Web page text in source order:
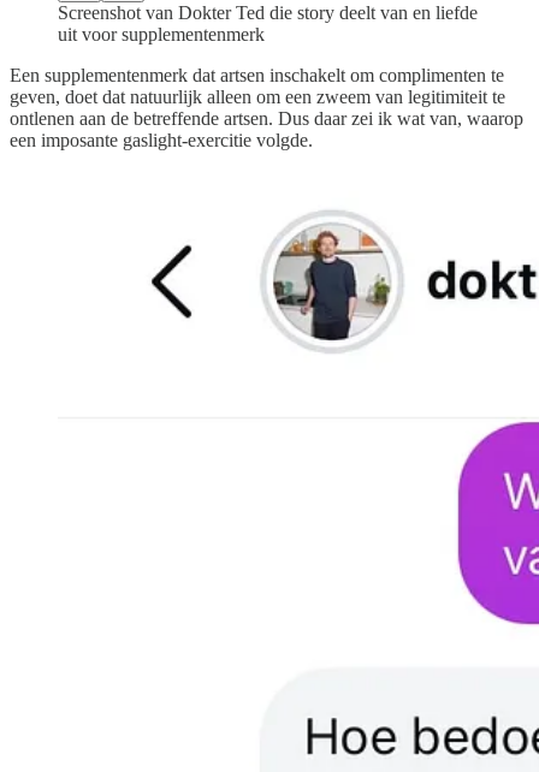
Screenshot van Dokter Ted die story deelt van en liefde
uit voor supplementenmerk
Een supplementenmerk dat artsen inschakelt om complimenten te
geven, doet dat natuurlijk alleen om een zweem van legitimiteit te
ontlenen aan de betreffende artsen. Dus daar zei ik wat van, waarop
een imposante gaslight-exercitie volgde.